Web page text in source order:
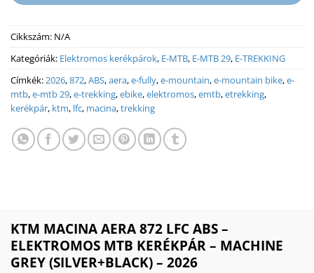
Cikkszám: N/A
Kategóriák: Elektromos kerékpárok, E-MTB, E-MTB 29, E-TREKKING
Címkék:2026,872,ABS,aera,e-fully,e-mountain,e-mountain bike,e-
mtb,e-mtb 29,e-trekking,ebike,elektromos,emtb,etrekking,
kerékpár, ktm, lfc, macina,trekking
KTM MACINA AERA 872 LFC ABS –
ELEKTROMOS MTB KERÉKPÁR – MACHINE
GREY (SILVER+BLACK) – 2026